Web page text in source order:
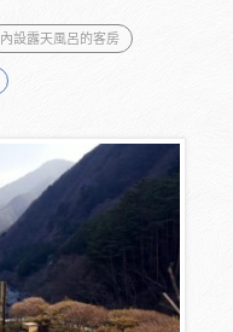
內設露天風呂的客房